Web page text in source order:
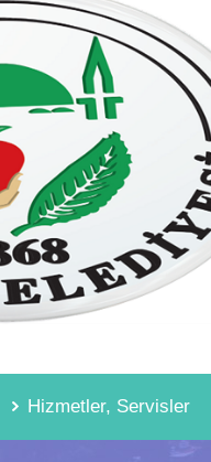
Hizmetler, Servisler